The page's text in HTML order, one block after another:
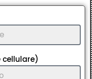
cellulare)